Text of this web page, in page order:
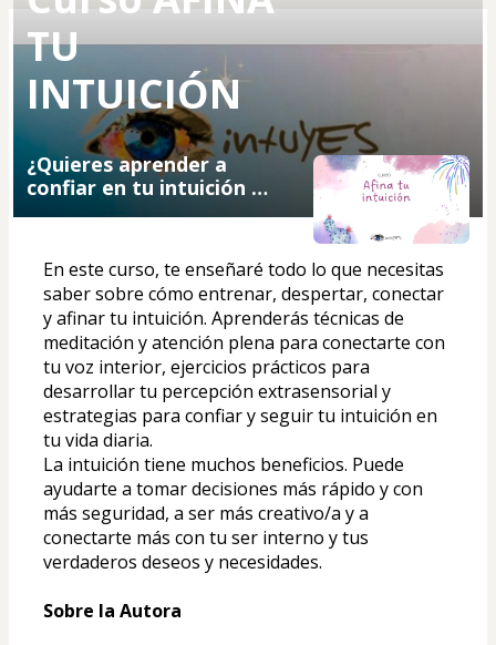
TU
INTUICIÓN
¿Quieres aprender a
confiar en tu intuición y
tu vida cotidiana?
En este curso, te enseñaré todo lo que necesitas
saber sobre cómo entrenar, despertar, conectar
y afinar tu intuición. Aprenderás técnicas de
meditación y atención plena para conectarte con
tu voz interior, ejercicios prácticos para
desarrollar tu percepción extrasensorial y
estrategias para confiar y seguir tu intuición en
tu vida diaria.
La intuición tiene muchos beneficios. Puede
ayudarte a tomar decisiones más rápido y con
más seguridad, a ser más creativo/a y a
conectarte más con tu ser interno y tus
verdaderos deseos y necesidades.
Sobre la Autora